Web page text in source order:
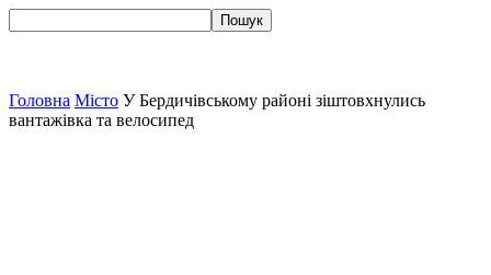
Головна Місто У Бердичівському районі зіштовхнулись
вантажівка та велосипед